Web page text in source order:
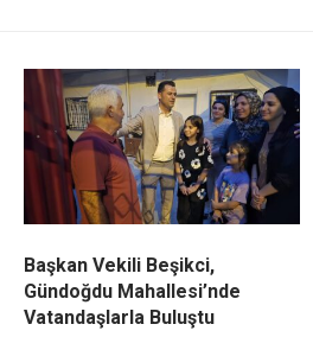
Başkan Vekili Beşikci,
Gündoğdu Mahallesi’nde
Vatandaşlarla Buluştu